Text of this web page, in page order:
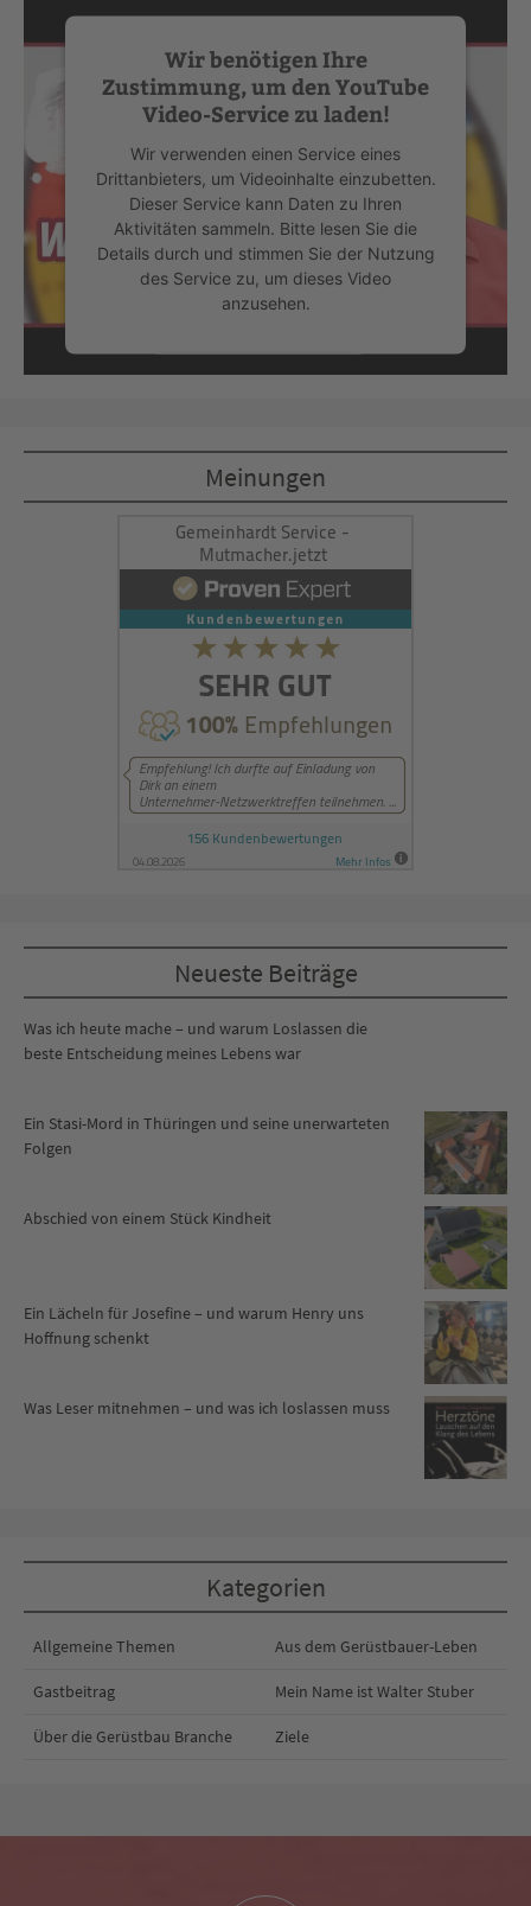
Wir benötigen Ihre
Zustimmung, um den YouTube
Video-Service zu laden!
Wir verwenden einen Service eines
Drittanbieters, um Videoinhalte einzubetten.
Dieser Service kann Daten zu Ihren
Aktivitäten sammeln. Bitte lesen Sie die
Details durch und stimmen Sie der Nutzung
des Service zu, um dieses Video
anzusehen.
Mehr Informationen
powered byUsercentrics Consent
Management Platform&eRecht24
Meinungen
Neueste Beiträge
Was ich heute mache – und warum Loslassen die
beste Entscheidung meines Lebens war
Ein Stasi-Mord in Thüringen und seine unerwarteten
Folgen
Abschied von einem Stück Kindheit
Ein Lächeln für Josefine – und warum Henry uns
Hoffnung schenkt
Was Leser mitnehmen – und was ich loslassen muss
Kategorien
Allgemeine Themen Aus dem Gerüstbauer-Leben
Gastbeitrag Mein Name ist Walter Stuber
Über die Gerüstbau Branche Ziele